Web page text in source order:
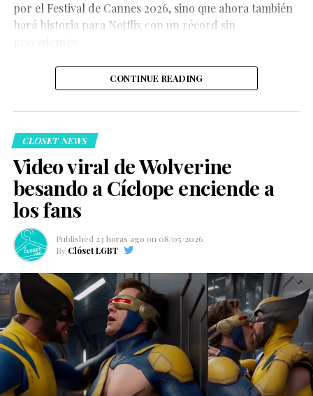
por el Festival de Cannes 2026, sino que ahora también
hará historia para Netflix con un récord sin
CONTINUE READING
CLOSET NEWS
Video viral de Wolverine
besando a Cíclope enciende a
los fans
Published 23 horas ago on 08/05/2026
By Clóset LGBT